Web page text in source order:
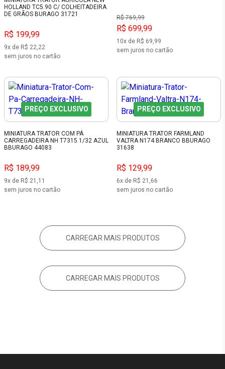
HOLLAND TC5.90 C/ COLHEITADEIRA
DE GRÃOS BURAGO 31721
R$ 199,99
9x de R$ 22,22
sem juros no cartão
R$ 769,99
R$ 699,99
10x de R$ 69,99
sem juros no cartão
PREÇO EXCLUSIVO
MINIATURA TRATOR COM PÁ
CARREGADEIRA NH T7315 1/32 AZUL
BBURAGO 44083
R$ 189,99
9x de R$ 21,11
sem juros no cartão
PREÇO EXCLUSIVO
MINIATURA TRATOR FARMLAND
VALTRA N174 BRANCO BBURAGO
31638
R$ 129,99
6x de R$ 21,66
sem juros no cartão
CARREGAR MAIS PRODUTOS
CARREGAR MAIS PRODUTOS